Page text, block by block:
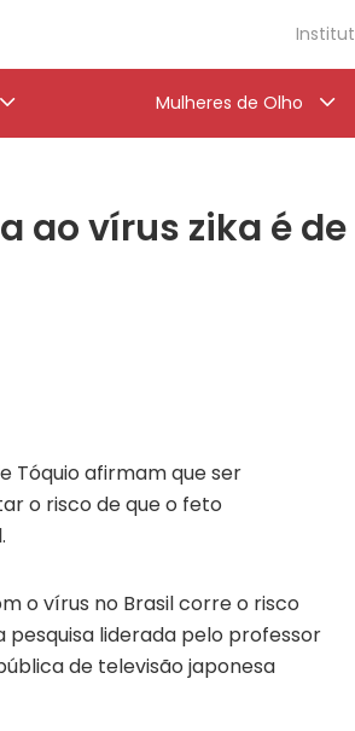
Mulheres de Olho
vírus zika é de
Tóquio afirmam que ser
o risco de que o feto
o vírus no Brasil corre o risco
pesquisa liderada pelo professor
de televisão japonesa